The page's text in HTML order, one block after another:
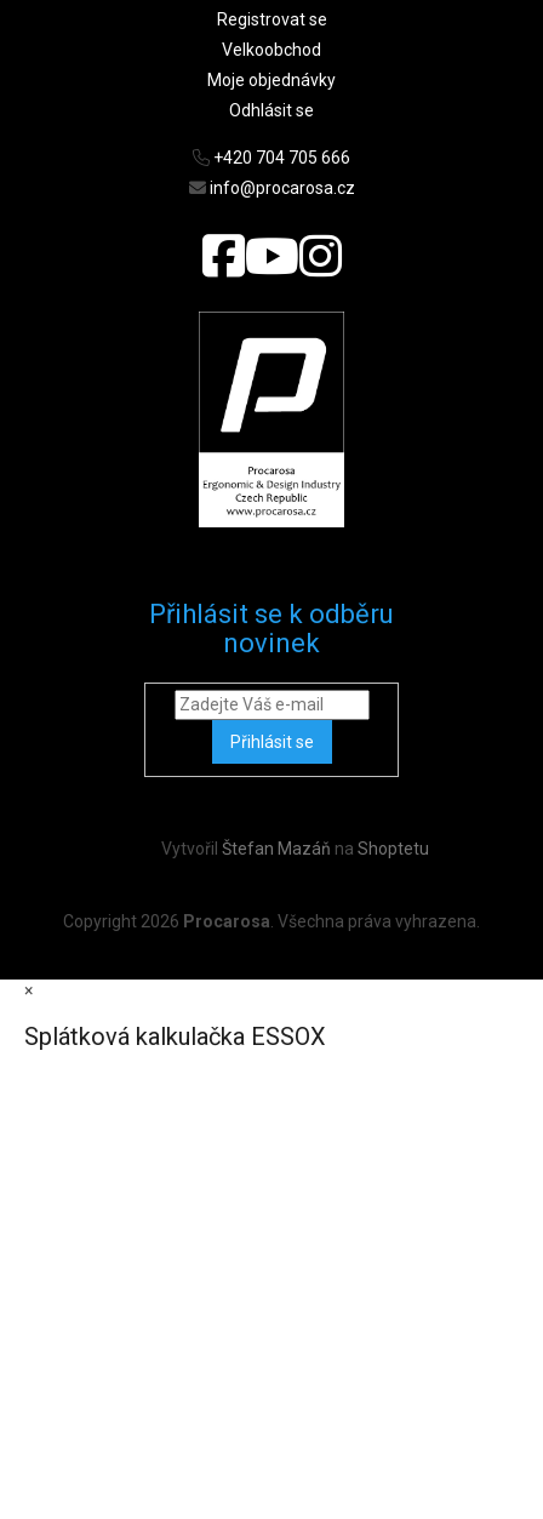
Registrovat se
Velkoobchod
Moje objednávky
Odhlásit se
+420 704 705 666
info@procarosa.cz
Přihlásit se k odběru
novinek
Přihlásit se
Vytvořil Štefan Mazáň na Shoptetu
Copyright 2026 Procarosa. Všechna práva vyhrazena.
×
Splátková kalkulačka ESSOX